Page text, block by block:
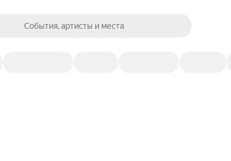
События, артисты и места